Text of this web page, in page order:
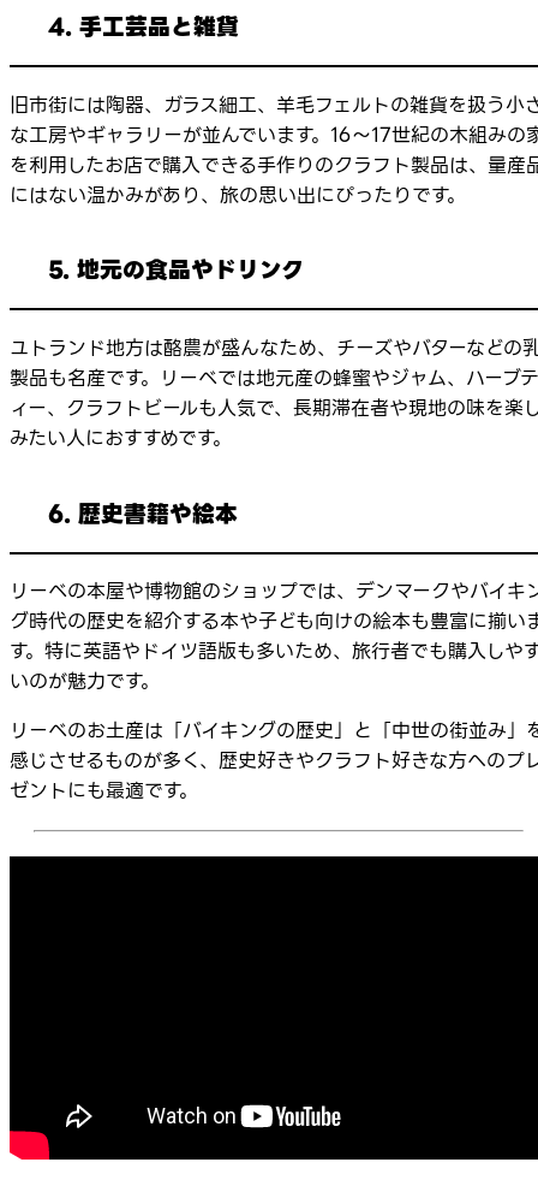
4. 手工芸品と雑貨
旧市街には陶器、ガラス細工、羊毛フェルトの雑貨を扱う小
な工房やギャラリーが並んでいます。16〜17世紀の木組みの
を利用したお店で購入できる手作りのクラフト製品は、量産
にはない温かみがあり、旅の思い出にぴったりです。
5. 地元の食品やドリンク
ユトランド地方は酪農が盛んなため、チーズやバターなどの
製品も名産です。リーベでは地元産の蜂蜜やジャム、ハーブテ
ィー、クラフトビールも人気で、長期滞在者や現地の味を楽
みたい人におすすめです。
6. 歴史書籍や絵本
リーベの本屋や博物館のショップでは、デンマークやバイキ
グ時代の歴史を紹介する本や子ども向けの絵本も豊富に揃い
す。特に英語やドイツ語版も多いため、旅行者でも購入しや
いのが魅力です。
リーベのお土産は「バイキングの歴史」と「中世の街並み」
感じさせるものが多く、歴史好きやクラフト好きな方へのプ
ゼントにも最適です。